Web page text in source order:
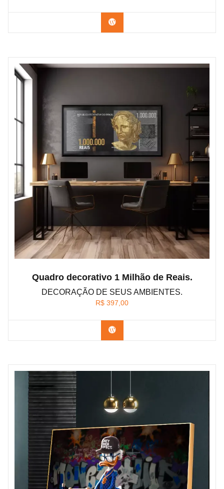
Confira os modelos
Quadro decorativo 1 Milhão de Reais.
DECORAÇÃO DE SEUS AMBIENTES.
R$ 397,00
Confira os modelos